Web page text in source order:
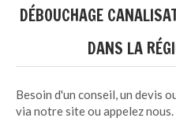
DÉBOUCHAGE
DANS LA
Besoin d'un conseil, un devis
via notre site ou appelez nous.